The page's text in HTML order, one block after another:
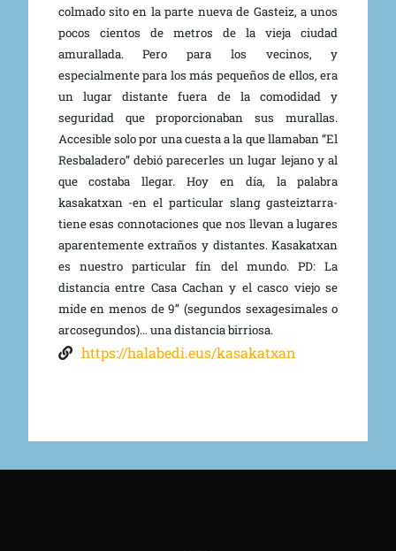
colmado sito en la parte nueva de Gasteiz, a unos
pocos cientos de metros de la vieja ciudad
amurallada. Pero para los vecinos, y
especialmente para los más pequeños de ellos, era
un lugar distante fuera de la comodidad y
seguridad que proporcionaban sus murallas.
Accesible solo por una cuesta a la que llamaban “El
Resbaladero” debió parecerles un lugar lejano y al
que costaba llegar. Hoy en día, la palabra
kasakatxan -en el particular slang gasteiztarra-
tiene esas connotaciones que nos llevan a lugares
aparentemente extraños y distantes. Kasakatxan
es nuestro particular fín del mundo. PD: La
distancia entre Casa Cachan y el casco viejo se
mide en menos de 9’’ (segundos sexagesimales o
arcosegundos)… una distancia birriosa.
https://halabedi.eus/kasakatxan